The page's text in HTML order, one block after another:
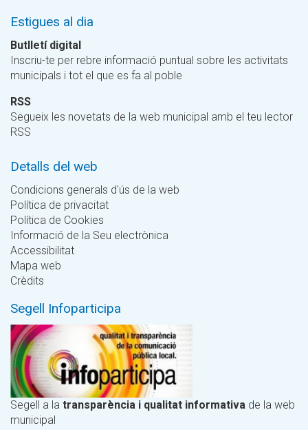
Estigues al dia
Butlletí digital
Inscriu-te per rebre informació puntual sobre les activitats
municipals i tot el que es fa al poble
RSS
Segueix les novetats de la web municipal amb el teu lector
RSS
Detalls del web
Condicions generals d'ús de la web
Política de privacitat
Política de Cookies
Informació de la Seu electrònica
Accessibilitat
Mapa web
Crèdits
Segell Infoparticipa
Segell a la transparència i qualitat informativa de la web
municipal